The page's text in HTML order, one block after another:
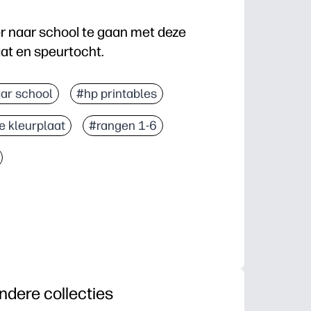
naar school te gaan met deze
en speurtocht.
- geen voorbereiding nodig, druk gewoon op
en gefocust - ze kleuren en zoeken naar
eerste dag - een speelse ijsbreker die je helpt
- gebruik hem voor centra, vroege afrondingen,
school #hp printables
kleurplaat #rangen 1-6
collecties